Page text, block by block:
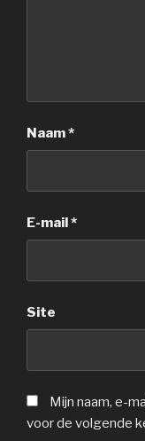
Naam*
E-mail*
Site
Mijn naam, e-
voor de volgende